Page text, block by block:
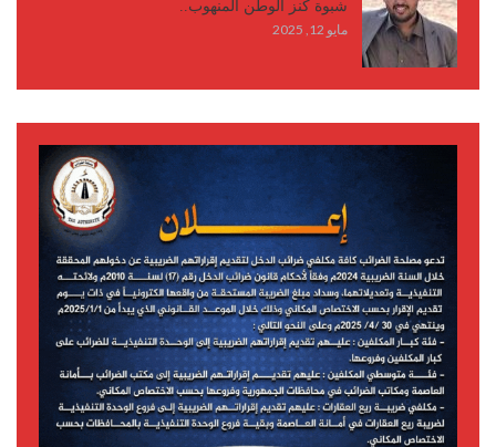
شبوة كنز الوطن المنهوب..
مايو 12, 2025